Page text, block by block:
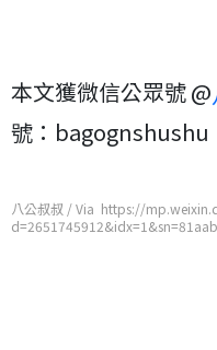
本文獲微信公眾號 @
號：bagognshushu
八公叔叔 / Via https://